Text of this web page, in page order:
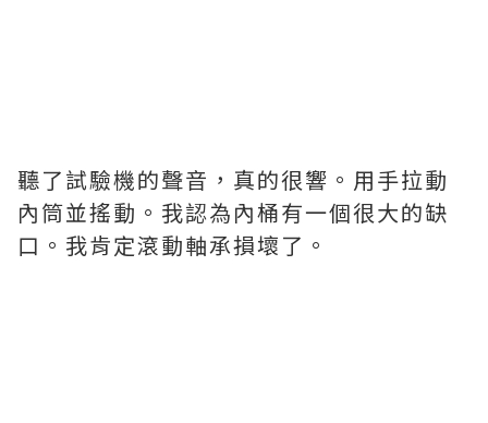
聽了試驗機的聲音，真的很響。用手拉動
內筒並搖動。我認為內桶有一個很大的缺
口。我肯定滾動軸承損壞了。